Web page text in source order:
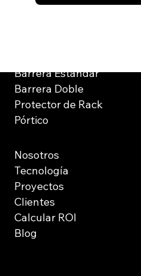
Nosotros
Tecnología
Proyectos
Clientes
Calcular ROI
Blog
Barrera Estándar
Barrera Doble
Protector de Rack
Pórtico